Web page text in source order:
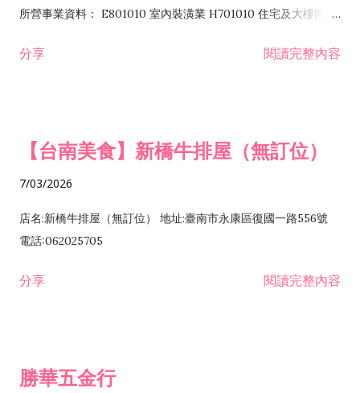
所營事業資料： E801010 室內裝潢業 H701010 住宅及大樓開發
發業 H703090 不動產買賣業 H703100 不動產租賃業 I503010
分享 閱讀完整內容
【台南美食】新橋牛排屋（無訂位）
7/03/2026
店名:新橋牛排屋（無訂位） 地址:臺南市永康區復國一路556號
電話:062025705
分享 閱讀完整內容
勝華五金行